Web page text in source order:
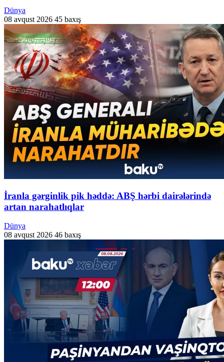
Dünya
08 avqust 2026 45 baxış
İranla gərginlik pik həddə: ABŞ hərbi dairələrində
artan narahatlıqlar
Dünya
08 avqust 2026 46 baxış